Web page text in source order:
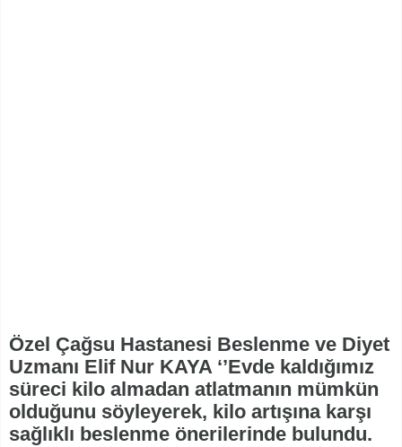
Özel Çağsu Hastanesi Beslenme ve Diyet
Uzmanı Elif Nur KAYA ‘’Evde kaldığımız
süreci kilo almadan atlatmanın mümkün
olduğunu söyleyerek, kilo artışına karşı
sağlıklı beslenme önerilerinde bulundu.